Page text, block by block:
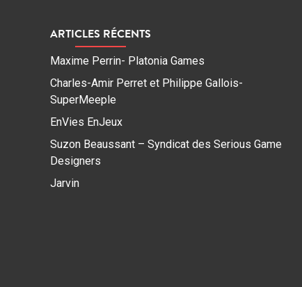
ARTICLES RÉCENTS
Maxime Perrin- Platonia Games
Charles-Amir Perret et Philippe Gallois-
SuperMeeple
EnVies EnJeux
Suzon Beaussant – Syndicat des Serious Game
Designers
Jarvin